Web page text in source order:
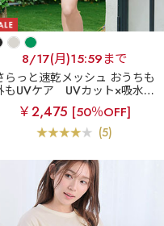
8/17(月)15:59まで
らっと速乾メッシュ おうちも
もUVケア
UVカット×吸水速
乾 メッシュ 半袖 上下セット
￥2,475 [50％OFF]
(5)